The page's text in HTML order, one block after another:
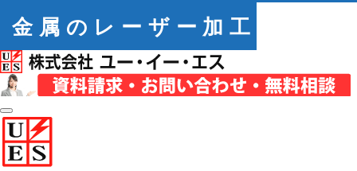
金属のレーザー加工